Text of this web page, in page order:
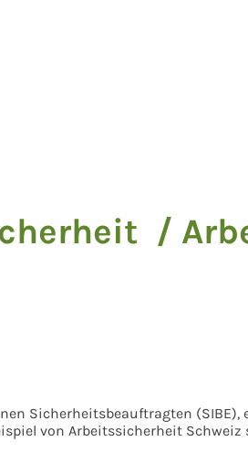
/
Sicherheitsbeauftragten
von Arbeitssicherheit